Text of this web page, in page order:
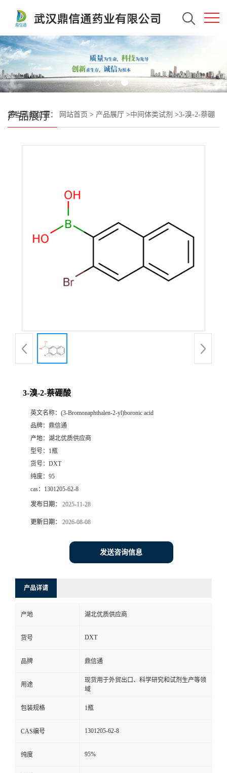
产品展厅
您当前的位置： 网站首页 > 产品展厅 >中间体类试剂 >3-溴-2-萘硼
3-溴-2-萘硼酸
英文名称： (3-Bromonaphthalen-2-yl)boronic acid
品牌： 鼎信通
产地： 湖北优质供应商
型号： 1瓶
货号： DXT
纯度： 95
cas： 1301205-62-8
发布日期： 2025-11-28
更新日期： 2026-08-08
发送咨询信息
产品详请
产地 湖北优质供应商
货号 DXT
品牌 鼎信通
用途
现货用于外贸出口、科学研究和试剂生产等领
域
包装规格 1瓶
CAS编号 1301205-62-8
纯度 95%